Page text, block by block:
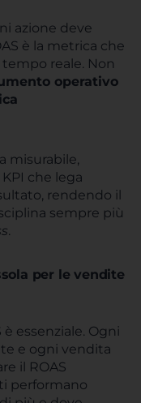
azione deve
è la metrica che
reale. Non
operativo
misurabile,
che lega
rendendo il
sempre più
.
per le vendite
essenziale. Ogni
e ogni vendita
il ROAS
performano